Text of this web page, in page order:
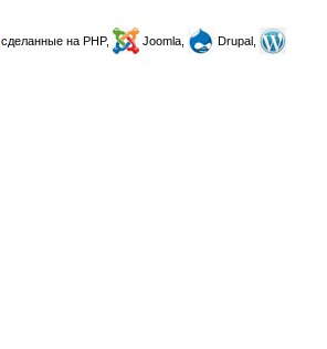
, сделанные на PHP, Joomla,
Drupal,